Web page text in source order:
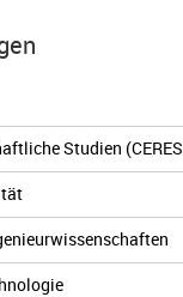
Studien